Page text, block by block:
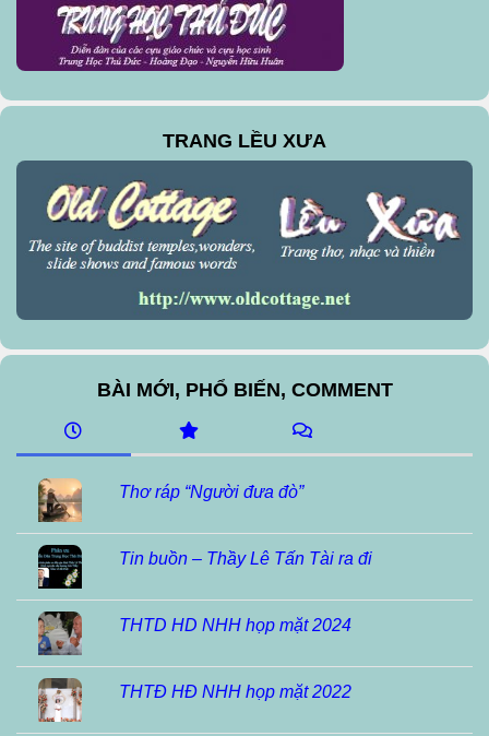
TRANG LỀU XƯA
BÀI MỚI, PHỔ BIẾN, COMMENT
Thơ ráp “Người đưa đò”
Tin buồn – Thầy Lê Tấn Tài ra đi
THTD HD NHH họp mặt 2024
THTĐ HĐ NHH họp mặt 2022